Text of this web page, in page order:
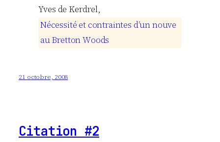
Yves de Kerdrel,
Nécessité et contraintes d’unnouve
auBrettonWoods
21 octobre, 2008
Citation #2